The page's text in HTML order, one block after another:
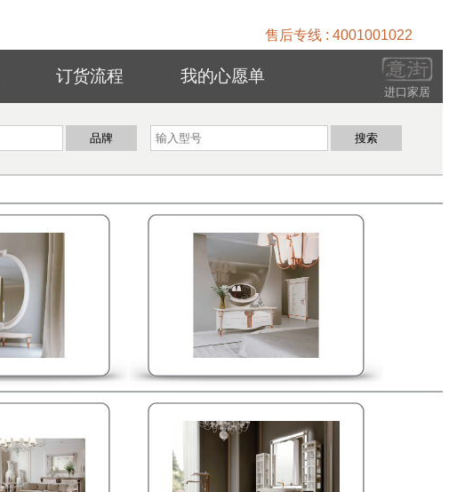
售后专线 : 4001001022
进口家居
订货流程 我的心愿单